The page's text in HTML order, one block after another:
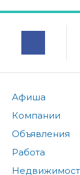
Афиша
Компании
Объявления
Работа